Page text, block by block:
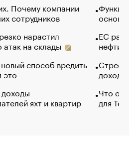
Почему компании
сотрудников
нарастил
на склады
способ вредить
это
яхт и квартир
основ
ЕС
нефти
Что
для